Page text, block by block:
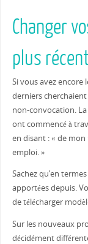
Changer
plus
Si vous avez encore
derniers
non-convocation.
ont commencé à
en disant : « de
emploi. »
Sachez qu’en
apportées depuis.
de télécharger
Sur les nouveaux
décidément